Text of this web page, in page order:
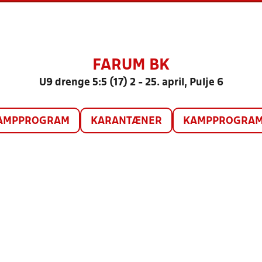
FARUM BK
U9 drenge 5:5 (17) 2 - 25. april, Pulje 6
KARANTÆNER